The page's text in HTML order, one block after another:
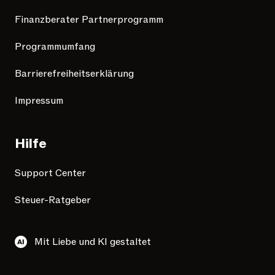
Finanzberater Partnerprogramm
Programmumfang
Barrierefreiheitserklärung
Impressum
Hilfe
Support Center
Steuer-Ratgeber
Mit Liebe und KI gestaltet